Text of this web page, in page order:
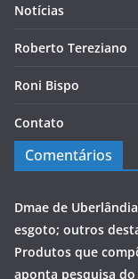
Notícias
Roberto Tereziano
Roni Bispo
Contato
Comentários
Dmae de
esgoto; outros
Produtos que
aponta pesquisa do